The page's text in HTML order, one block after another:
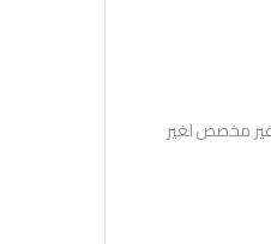
المحلية في بلدك. غير مخصص لغير